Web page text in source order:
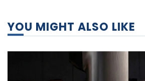
YOU MIGHT ALSO LIKE